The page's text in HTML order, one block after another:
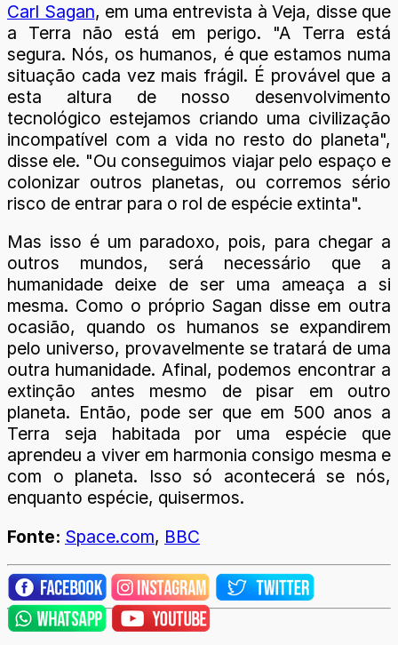
Carl Sagan, em uma entrevista à Veja, disse que
a Terra não está em perigo. "A Terra está
segura. Nós, os humanos, é que estamos numa
situação cada vez mais frágil. É provável que a
esta altura de nosso desenvolvimento
tecnológico estejamos criando uma civilização
incompatível com a vida no resto do planeta",
disse ele. "Ou conseguimos viajar pelo espaço e
colonizar outros planetas, ou corremos sério
risco de entrar para o rol de espécie extinta".
Mas isso é um paradoxo, pois, para chegar a
outros mundos, será necessário que a
humanidade deixe de ser uma ameaça a si
mesma. Como o próprio Sagan disse em outra
ocasião, quando os humanos se expandirem
pelo universo, provavelmente se tratará de uma
outra humanidade. Afinal, podemos encontrar a
extinção antes mesmo de pisar em outro
planeta. Então, pode ser que em 500 anos a
Terra seja habitada por uma espécie que
aprendeu a viver em harmonia consigo mesma e
com o planeta. Isso só acontecerá se nós,
enquanto espécie, quisermos.
Fonte: Space.com, BBC